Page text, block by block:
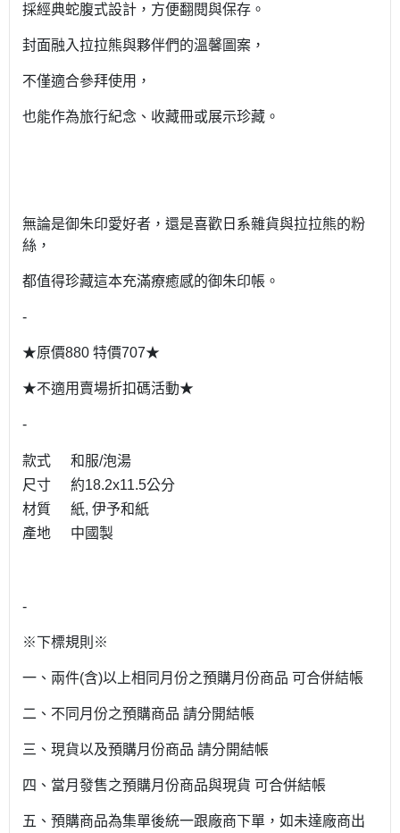
採經典蛇腹式設計，方便翻閱與保存。
封面融入拉拉熊與夥伴們的溫馨圖案，
不僅適合參拜使用，
也能作為旅行紀念、收藏冊或展示珍藏。
無論是御朱印愛好者，還是喜歡日系雜貨與拉拉熊的粉
絲，
都值得珍藏這本充滿療癒感的御朱印帳。
-
★原價880 特價707★
★不適用賣場折扣碼活動★
-
款式
和服/泡湯
尺寸
約18.2x11.5公分
材質
紙, 伊予和紙
產地
中國製
-
※下標規則※
一、兩件(含)以上相同月份之預購月份商品 可合併結帳
二、不同月份之預購商品 請分開結帳
三、現貨以及預購月份商品 請分開結帳
四、當月發售之預購月份商品與現貨 可合併結帳
五、預購商品為集單後統一跟廠商下單，如未達廠商出